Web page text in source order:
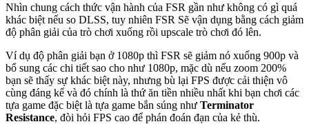
Nhìn chung cách thức vận hành của FSR gần như không có gì quá
khác biệt nếu so DLSS, tuy nhiên FSR Sẽ vận dụng bằng cách giảm
độ phân giải của trò chơi xuống rồi upscale trò chơi đó lên.
Ví dụ độ phân giải bạn ở 1080p thì FSR sẽ giảm nó xuống 900p và
bổ sung các chi tiết sao cho như 1080p, mặc dù nếu zoom 200%
bạn sẽ thấy sự khác biệt này, nhưng bù lại FPS được cải thiện vô
cùng đáng kể và đó chính là thứ ăn tiền nhiều nhất khi bạn chơi các
tựa game đặc biệt là tựa game bắn súng như Terminator
Resistance, đòi hỏi FPS cao để phán đoán đạn của kẻ thù.